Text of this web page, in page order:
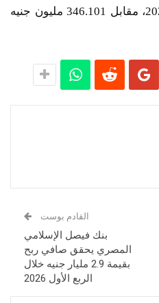
جنيه بنهاية الربع الأول من 2026، مقابل 346.101 مليون جنيه
القادم بوست
بنك فيصل الإسلامي
المصري يحقق صافي ربح
بقيمة 2.9 مليار جنيه خلال
الربع الأول 2026